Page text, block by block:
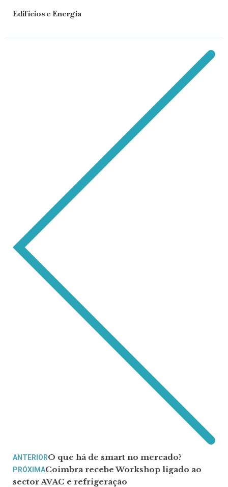
Edifícios e Energia
ANTERIORO que há de smart no mercado?
PRÓXIMACoimbra recebe Workshop ligado ao
sector AVAC e refrigeração